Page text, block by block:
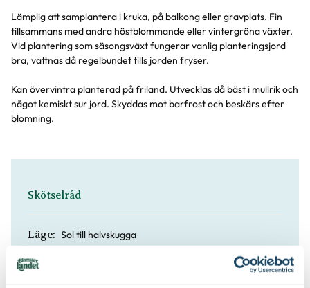
Lämplig att samplantera i kruka, på balkong eller gravplats. Fin
tillsammans med andra höstblommande eller vintergröna växter.
Vid plantering som säsongsväxt fungerar vanlig planteringsjord
bra, vattnas då regelbundet tills jorden fryser.
Kan övervintra planterad på friland. Utvecklas då bäst i mullrik och
något kemiskt sur jord. Skyddas mot barfrost och beskärs efter
blomning.
Skötselråd
Läge: Sol till halvskugga